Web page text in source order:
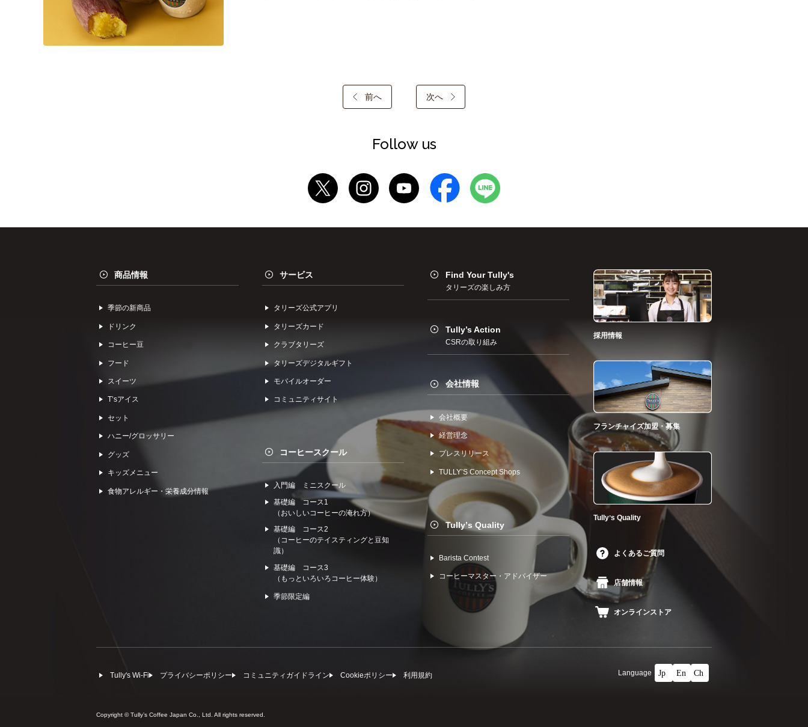
前へ 次へ
Follow us
商品情報
季節の新商品
ドリンク
コーヒー⾖
フード
スイーツ
Tʼsアイス
セット
ハニー/グロッサリー
グッズ
キッズメニュー
食物アレルギー・栄養成分情報
サービス
タリーズ公式アプリ
タリーズカード
クラブタリーズ
タリーズデジタルギフト
モバイルオーダー
コミュニティサイト
コーヒースクール
入門編 ミニスクール
基礎編 コース1
（おいしいコーヒーの淹れ方）
基礎編 コース2
（コーヒーのテイスティングと豆知
識）
基礎編 コース3
（もっといろいろコーヒー体験）
季節限定編
Find Your Tully's
タリーズの楽しみ方
Tully’s Action
CSRの取り組み
会社情報
会社概要
経営理念
プレスリリース
TULLYʼS Concept Shops
Tullyʼs Quality
Barista Contest
コーヒーマスター・アドバイザー
採用情報
フランチャイズ加盟・募集
Tullyʼs Quality
よくあるご質問
店舗情報
オンラインストア
Tully's Wi-Fi プライバシーポリシー コミュニティガイドライン Cookieポリシー 利⽤規約 Language
Copyright © Tullyʼs Coffee Japan Co., Ltd. All rights reserved.